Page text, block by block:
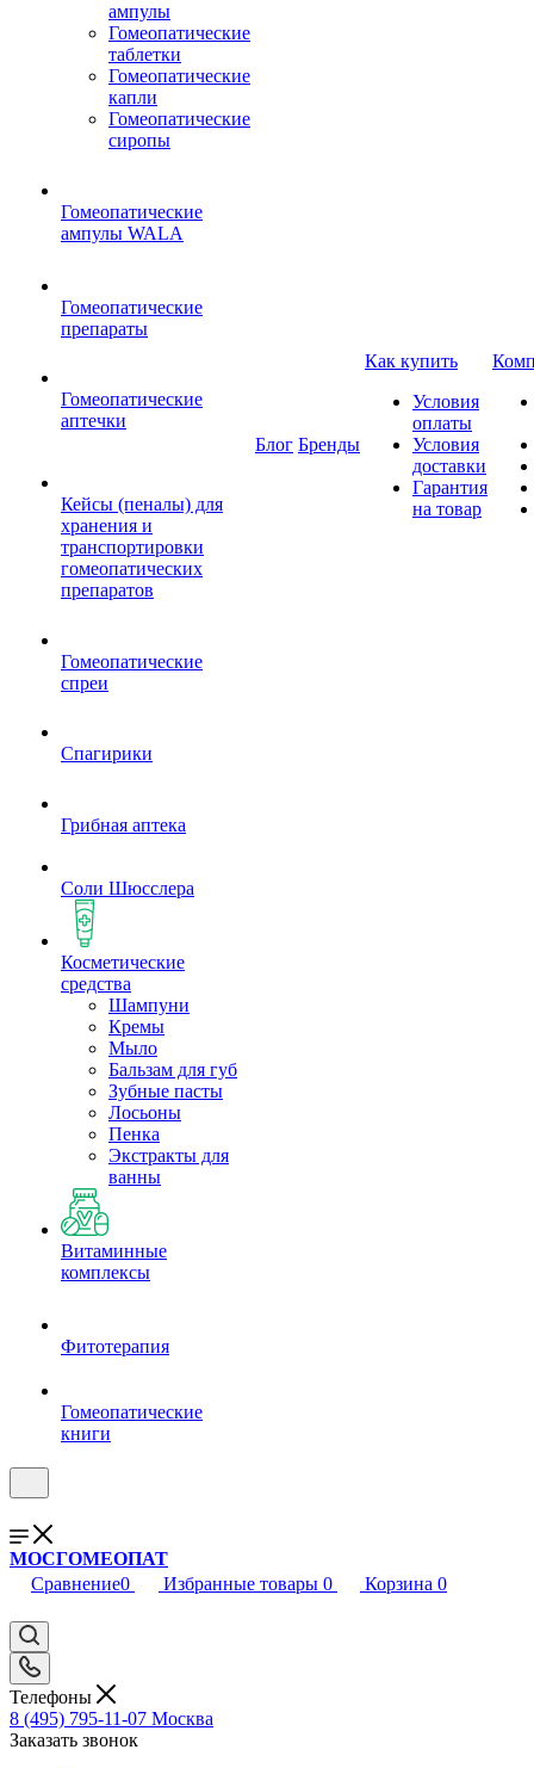
ампулы
Гомеопатические
таблетки
Гомеопатические
капли
Гомеопатические
сиропы
Гомеопатические
ампулы WALA
Гомеопатические
препараты
Гомеопатические
аптечки
Кейсы (пеналы) для
хранения и
транспортировки
гомеопатических
препаратов
Гомеопатические
спреи
Спагирики
Грибная аптека
Соли Шюсслера
Косметические
средства
Шампуни
Кремы
Мыло
Бальзам для губ
Зубные пасты
Лосьоны
Пенка
Экстракты для
ванны
Витаминные
комплексы
Фитотерапия
Гомеопатические
книги
Блог Бренды
Как купить
Условия
оплаты
Условия
доставки
Гарантия
на товар
МОСГОМЕОПАТ
Сравнение0 Избранные товары 0 Корзина 0
Телефоны
8 (495) 795-11-07 Москва
Заказать звонок